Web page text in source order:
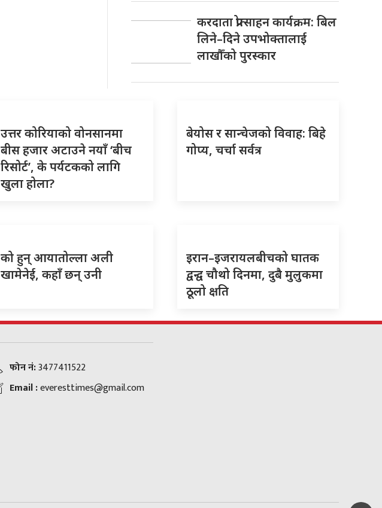
करदाता प्रोत्साहन कार्यक्रम: बिल
लिने–दिने उपभोक्तालाई
लाखौँको पुरस्कार
उत्तर कोरियाको वोनसानमा
बीस हजार अटाउने नयाँ ‘बीच
रिसोर्ट’, के पर्यटकको लागि
खुला होला?
बेयोस र सान्चेजको विवाह: बिहे
गोप्य, चर्चा सर्वत्र
को हुन् आयातोल्ला अली
खामेनेई, कहाँ छन् उनी
इरान–इजरायलबीचको घातक
द्वन्द्व चौथो दिनमा, दुबै मुलुकमा
ठूलो क्षति
फोन नं:3477411522
Email :everesttimes@gmail.com